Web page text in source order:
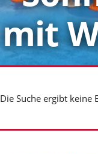
mit
Die Suche ergibt keine